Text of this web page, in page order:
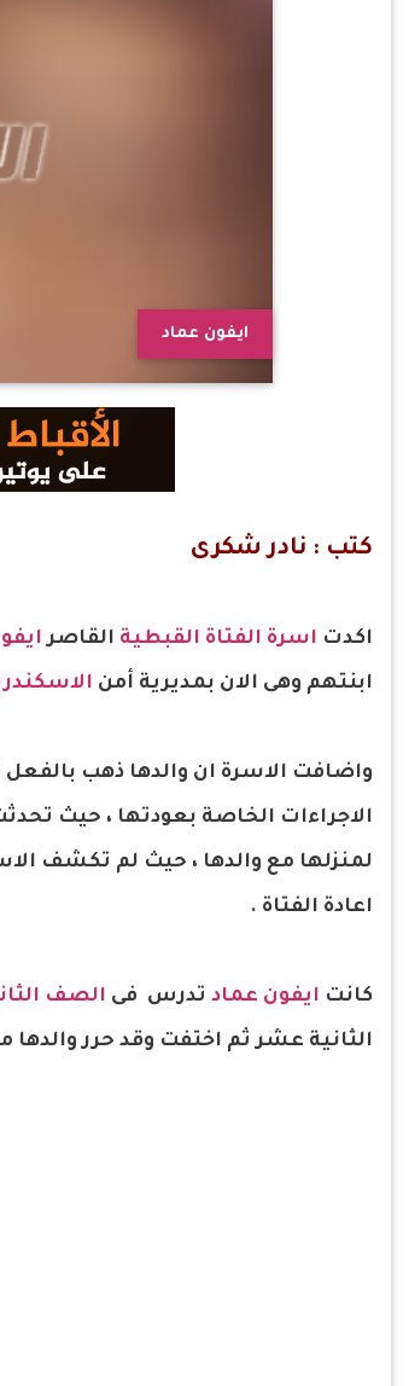
ايفون عماد
كتب : نادر شكرى
اكدت اسرة الفتاة القبطية القاصر
ابنتهم وهى الان بمديرية أمن
واضافت الاسرة ان والدها ذهب بالفعل
الاجراءات الخاصة بعودتها ، حيث
لمنزلها مع والدها ، حيث لم تكشف
اعادة الفتاة .
كانت ايفون عماد تدرس فى الصف
الثانية عشر ثم اختفت وقد حرر والدها